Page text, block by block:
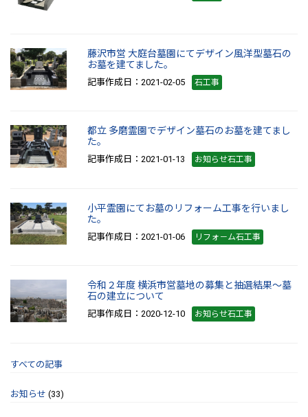
藤沢市営 大庭台墓園にてデザイン風洋型墓石の
お墓を建てました。
記事作成日：2021-02-05 石工事
都立 多磨霊園でデザイン墓石のお墓を建てまし
た。
記事作成日：2021-01-13 お知らせ石工事
小平霊園にてお墓のリフォーム工事を行いまし
た。
記事作成日：2021-01-06 リフォ－ム石工事
令和２年度 横浜市営墓地の募集と抽選結果～墓
石の建立について
記事作成日：2020-12-10 お知らせ石工事
すべての記事
お知らせ (33)